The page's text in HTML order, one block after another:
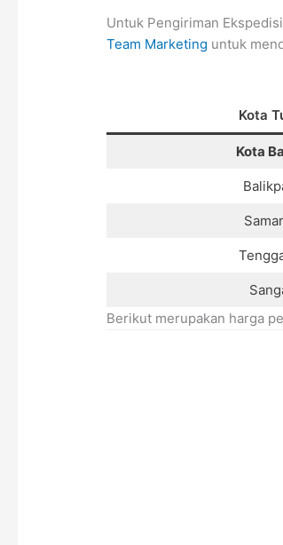
Untuk Pengiriman
Team Marketing untuk
Kota
Kota
Berikut merupakan harga